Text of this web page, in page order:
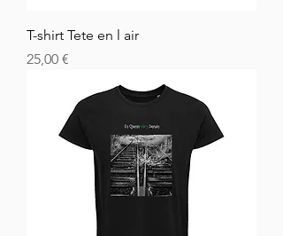
T-shirt Tete en l air
Hinta
25,00 €